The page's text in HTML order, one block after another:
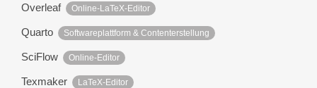
Overleaf Online-LaTeX-Editor
Quarto Softwareplattform & Contenterstellung
SciFlow Online-Editor
Texmaker LaTeX-Editor